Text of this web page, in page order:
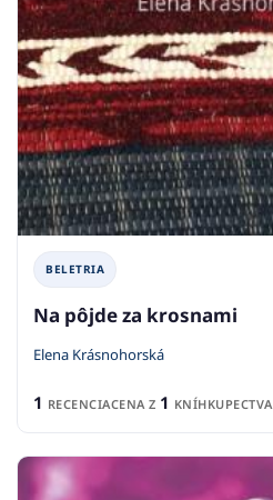
BELETRIA
Na pôjde za krosnami
Elena Krásnohorská
1 RECENCIACENA Z 1 KNÍHKUPECTVA